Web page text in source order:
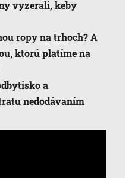
vyzerali, keby
ropy na trhoch? A
ktorú platíme na
a
nedodávaním